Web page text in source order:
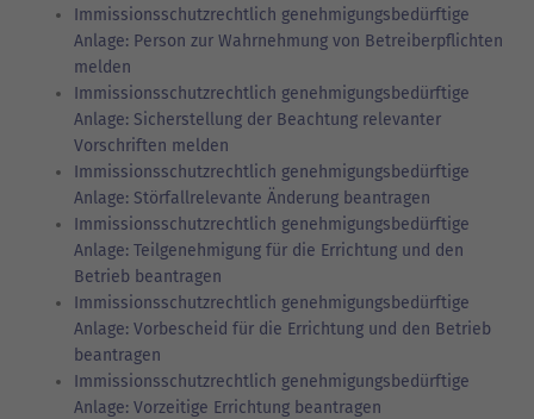
Immissionsschutzrechtlich genehmigungsbedürftige
Anlage: Person zur Wahrnehmung von Betreiberpflichten
melden
Immissionsschutzrechtlich genehmigungsbedürftige
Anlage: Sicherstellung der Beachtung relevanter
Vorschriften melden
Immissionsschutzrechtlich genehmigungsbedürftige
Anlage: Störfallrelevante Änderung beantragen
Immissionsschutzrechtlich genehmigungsbedürftige
Anlage: Teilgenehmigung für die Errichtung und den
Betrieb beantragen
Immissionsschutzrechtlich genehmigungsbedürftige
Anlage: Vorbescheid für die Errichtung und den Betrieb
beantragen
Immissionsschutzrechtlich genehmigungsbedürftige
Anlage: Vorzeitige Errichtung beantragen